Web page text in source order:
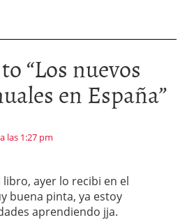
“Los nuevos
en España”
las 1:27 pm
ayer lo recibi en el
buena pinta, ya estoy
aprendiendo jja.